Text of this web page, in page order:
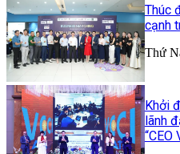
Thúc
cạnh
Thứ
Khởi
lãnh
“CEO